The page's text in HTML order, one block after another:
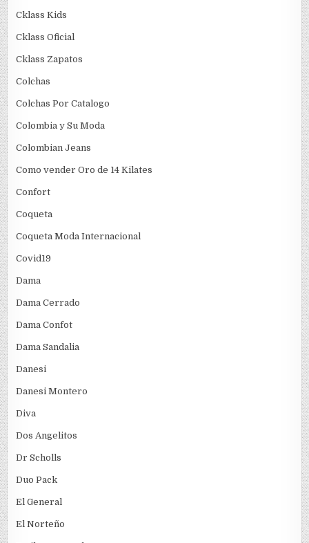
Cklass Kids
Cklass Oficial
Cklass Zapatos
Colchas
Colchas Por Catalogo
Colombia y Su Moda
Colombian Jeans
Como vender Oro de 14 Kilates
Confort
Coqueta
Coqueta Moda Internacional
Covid19
Dama
Dama Cerrado
Dama Confot
Dama Sandalia
Danesi
Danesi Montero
Diva
Dos Angelitos
Dr Scholls
Duo Pack
El General
El Norteño